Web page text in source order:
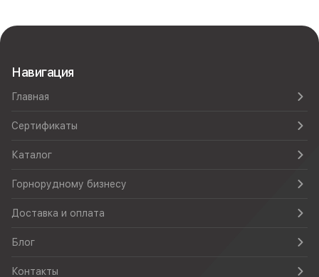
Навигация
Главная
Сертификаты
Каталог
Горнорудному бизнесу
Доставка и оплата
Блог
Контакты